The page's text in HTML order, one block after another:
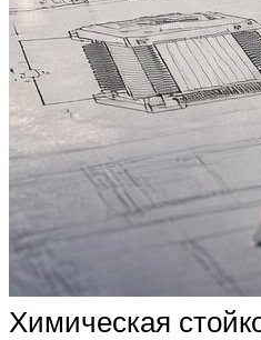
Химическая